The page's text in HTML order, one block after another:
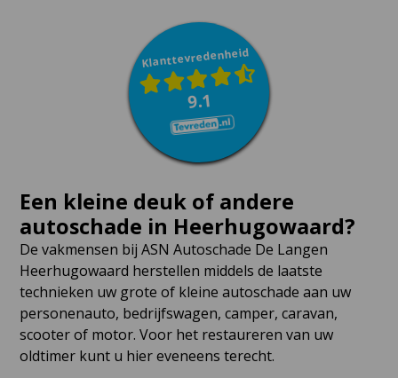
Klanttevredenheid
9.1
Een kleine deuk of andere
autoschade in Heerhugowaard?
De vakmensen bij ASN Autoschade De Langen
Heerhugowaard herstellen middels de laatste
technieken uw grote of kleine autoschade aan uw
personenauto, bedrijfswagen, camper, caravan,
scooter of motor. Voor het restaureren van uw
oldtimer kunt u hier eveneens terecht.